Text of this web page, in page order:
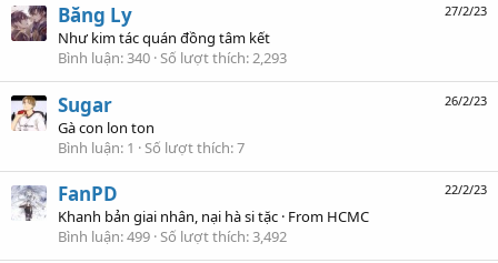
27/2/23
Băng Ly
Như kim tác quán đồng tâm kết
Bình luận 340 Số lượt thích 2,293
26/2/23
Sugar
Gà con lon ton
Bình luận 1 Số lượt thích 7
22/2/23
FanPD
Khanh bản giai nhân, nại hà si tặc · From HCMC
Bình luận 499 Số lượt thích 3,492